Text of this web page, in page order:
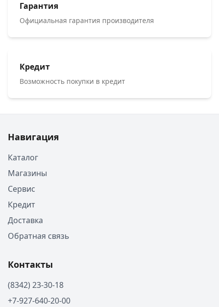
Гарантия
Официальная гарантия производителя
Кредит
Возможность покупки в кредит
Навигация
Каталог
Магазины
Сервис
Кредит
Доставка
Обратная связь
Контакты
(8342) 23-30-18
+7-927-640-20-00